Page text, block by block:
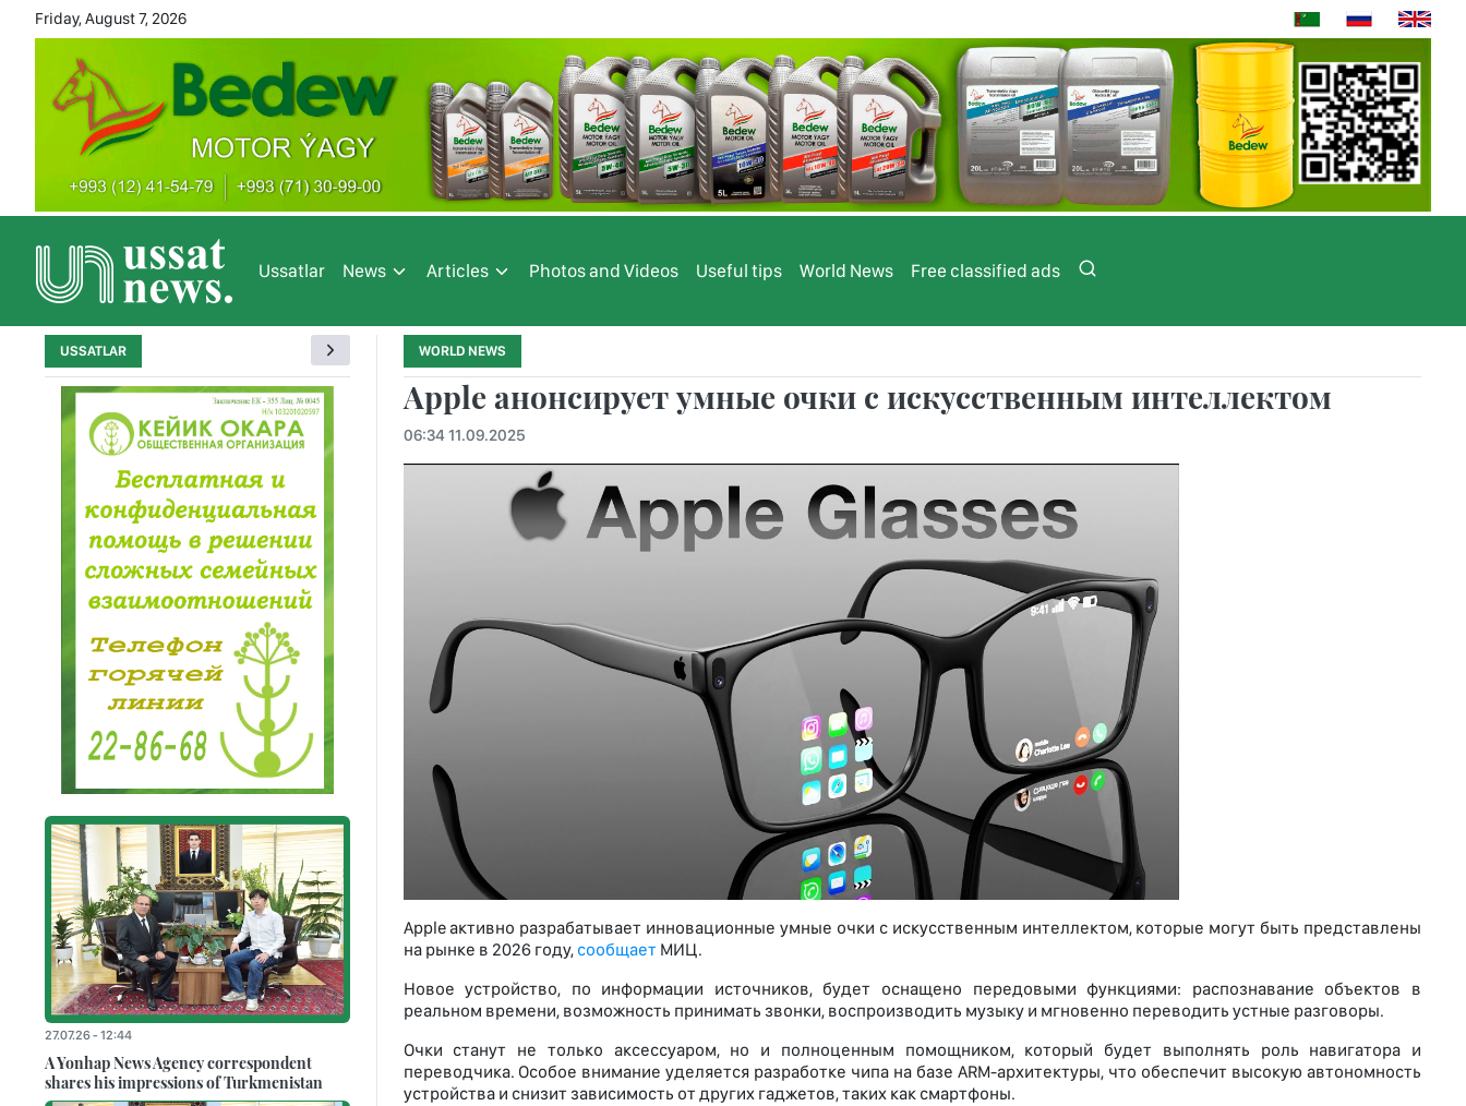
Friday, August 7, 2026
Ussatlar News Articles Photos and Videos Useful tips World News Free classified ads
WORLD NEWS
Apple анонсирует умные очки с искусственным интеллектом
06:34 11.09.2025
Apple активно разрабатывает инновационные умные очки с искусственным интеллектом, которые могут быть представлены
на рынке в 2026 году, сообщаетМИЦ.
Новое устройство, по информации источников, будет оснащено передовыми функциями: распознавание объектов в
реальном времени, возможность принимать звонки, воспроизводить музыку и мгновенно переводить устные разговоры.
Очки станут не только аксессуаром, но и полноценным помощником, который будет выполнять роль навигатора и
переводчика. Особое внимание уделяется разработке чипа на базе ARM-архитектуры, что обеспечит высокую автономность
устройства и снизит зависимость от других гаджетов, таких как смартфоны.
USSATLAR
27.07.26 - 12:44
A Yonhap News Agency correspondent
shares his impressions of Turkmenistan